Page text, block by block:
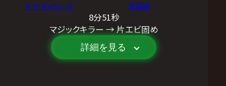
ドク・ギャローズ 政岡純
8分51秒
マジックキラー → 片エビ固め
詳細を見る